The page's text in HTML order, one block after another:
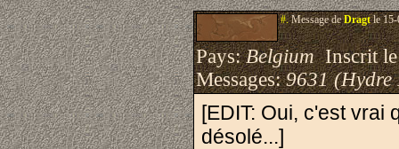
#.Message deDragtle 15-
Pays:BelgiumInscrit
Messages:9631 (Hydre
[EDIT: Oui, c'est vrai
désolé...]